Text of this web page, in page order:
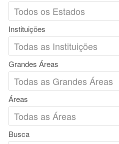
Instituições
Grandes Áreas
Áreas
Busca